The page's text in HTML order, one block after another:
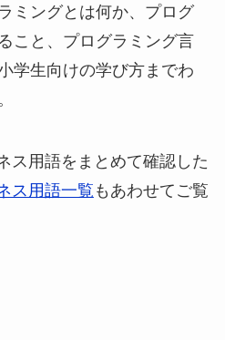
ミングとは何か、プログ
こと、プログラミング言
学生向けの学び方までわ
ス用語をまとめて確認した
ス用語一覧 もあわせてご覧